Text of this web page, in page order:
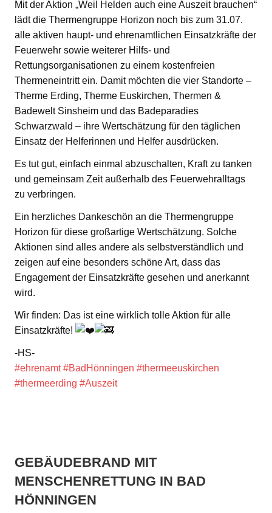
Mit der Aktion „Weil Helden auch eine Auszeit brauchen“
lädt die Thermengruppe Horizon noch bis zum 31.07.
alle aktiven haupt- und ehrenamtlichen Einsatzkräfte der
Feuerwehr sowie weiterer Hilfs- und
Rettungsorganisationen zu einem kostenfreien
Thermeneintritt ein. Damit möchten die vier Standorte –
Therme Erding, Therme Euskirchen, Thermen &
Badewelt Sinsheim und das Badeparadies
Schwarzwald – ihre Wertschätzung für den täglichen
Einsatz der Helferinnen und Helfer ausdrücken.
Es tut gut, einfach einmal abzuschalten, Kraft zu tanken
und gemeinsam Zeit außerhalb des Feuerwehralltags
zu verbringen.
Ein herzliches Dankeschön an die Thermengruppe
Horizon für diese großartige Wertschätzung. Solche
Aktionen sind alles andere als selbstverständlich und
zeigen auf eine besonders schöne Art, dass das
Engagement der Einsatzkräfte gesehen und anerkannt
wird.
Wir finden: Das ist eine wirklich tolle Aktion für alle
Einsatzkräfte!
-HS-
#ehrenamt #BadHönningen #thermeeuskirchen
#thermeerding #Auszeit
GEBÄUDEBRAND MIT
MENSCHENRETTUNG IN BAD
HÖNNINGEN